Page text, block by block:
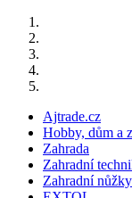
Ajtrade.cz
Hobby, dům a
Zahrada
Zahradní
Zahradní nůžky